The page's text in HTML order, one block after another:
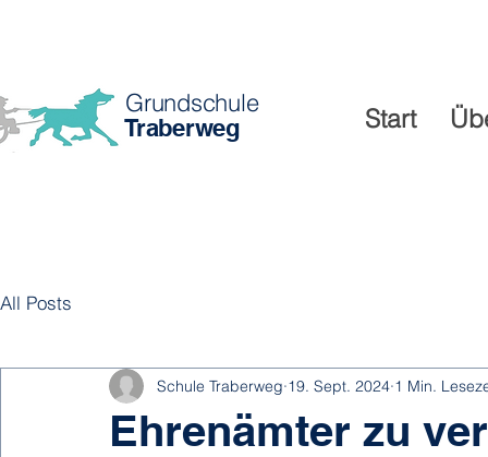
Grundschule
Traberweg Start
All Posts
Ehrenämter zu
Schule Traberweg 19. Sept. 2024 1 Min.